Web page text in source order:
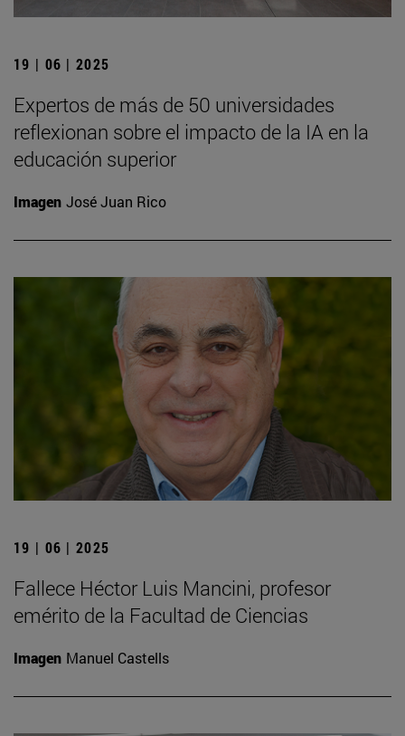
19 | 06 | 2025
Expertos de más de 50 universidades
reflexionan sobre el impacto de la IA en la
educación superior
Imagen José Juan Rico
19 | 06 | 2025
Fallece Héctor Luis Mancini, profesor
emérito de la Facultad de Ciencias
Imagen Manuel Castells